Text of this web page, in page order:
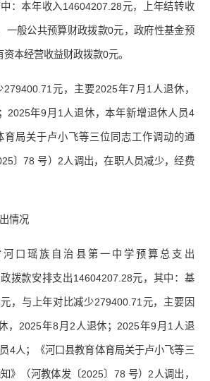
：本年收入14604207.28元，上年结转收
一般公共预算财政拨款0元，政府性基金预
本经营收益财政拨款0元。
元，主要2025年7月1人退休，
2025年9月1人退休，本年新增退休人员4
育局关于卢小飞等三位同志工作调动的通
〕78 号）2人调出，在职人员减少，经费
情况
河口瑶族自治县第一中学预算总支出
拨款安排支出14604207.28元，其中：基
，与上年对比减少279400.71元，主要因
，2025年8月2人退休；2025年9月1人退
4人；《河口县教育体育局关于卢小飞等三
》（河教体发〔2025〕78 号）2人调出，